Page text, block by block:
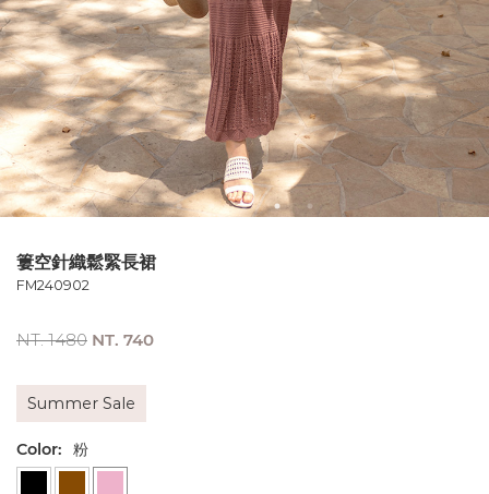
簍空針織鬆緊長裙
FM240902
NT. 1480 NT. 740
Summer Sale
Color: 粉